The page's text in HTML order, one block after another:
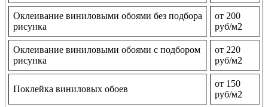
Оклеивание виниловыми обоями без подбора
рисунка
от 200
руб/м2
Оклеивание виниловыми обоями с подбором
рисунка
от 220
руб/м2
Поклейка виниловых обоев
от 150
руб/м2